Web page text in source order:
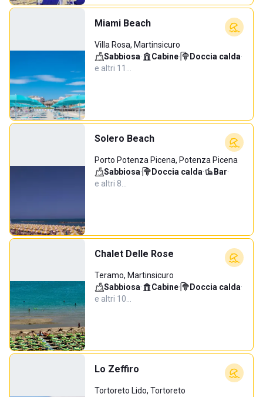
Miami Beach
Villa Rosa, Martinsicuro
Sabbiosa· Cabine· Doccia calda·
e altri 11…
Solero Beach
Porto Potenza Picena, Potenza Picena
Sabbiosa· Doccia calda· Bar·
e altri 8…
Chalet Delle Rose
Teramo, Martinsicuro
Sabbiosa· Cabine· Doccia calda·
e altri 10…
Lo Zeffiro
Tortoreto Lido, Tortoreto